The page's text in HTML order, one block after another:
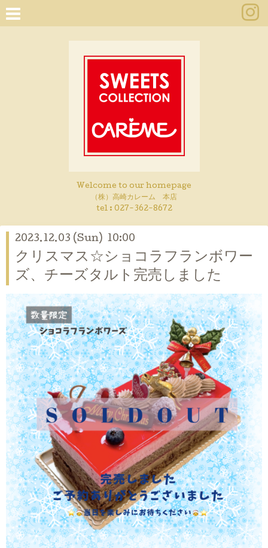
Welcome to our homepage
（株）高崎カレーム 本店
tel : 027-362-8672
2023.12.03 (Sun) 10:00
クリスマス☆ショコラフランボワー
ズ、チーズタルト完売しました